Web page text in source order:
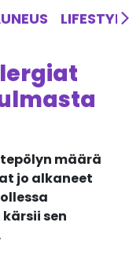
LIFESTYLE
määrä
jo alkaneet
sen